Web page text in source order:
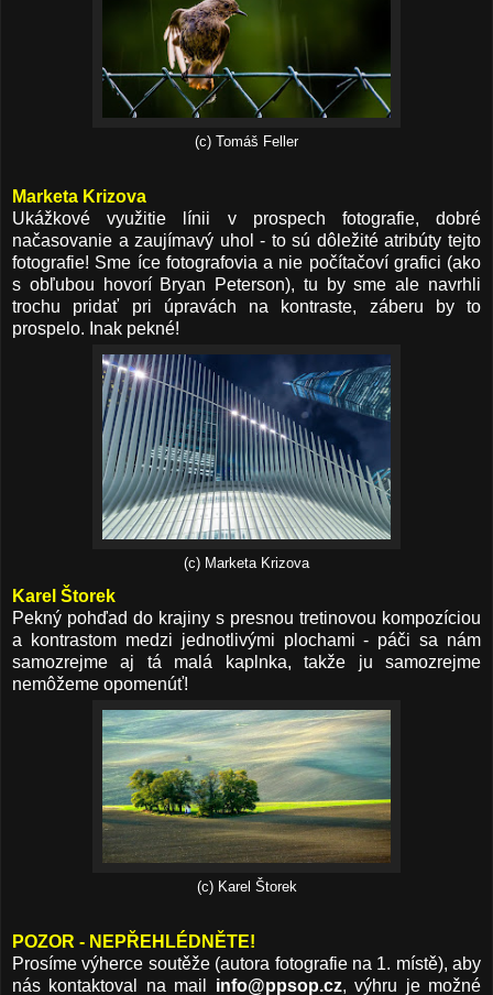
(c) Tomáš Feller
Marketa Krizova
Ukážkové využitie línii v prospech fotografie, dobré
načasovanie a zaujímavý uhol - to sú dôležité atribúty tejto
fotografie! Sme íce fotografovia a nie počítačoví grafici (ako
s obľubou hovorí Bryan Peterson), tu by sme ale navrhli
trochu pridať pri úpravách na kontraste, záberu by to
prospelo. Inak pekné!
(c) Marketa Krizova
Karel Štorek
Pekný pohďad do krajiny s presnou tretinovou kompozíciou
a kontrastom medzi jednotlivými plochami - páči sa nám
samozrejme aj tá malá kaplnka, takže ju samozrejme
nemôžeme opomenúť!
(c) Karel Štorek
POZOR - NEPŘEHLÉDNĚTE!
Prosíme výherce soutěže (autora fotografie na 1. místě), aby
nás kontaktoval na mail
info@ppsop.cz, výhru je možné